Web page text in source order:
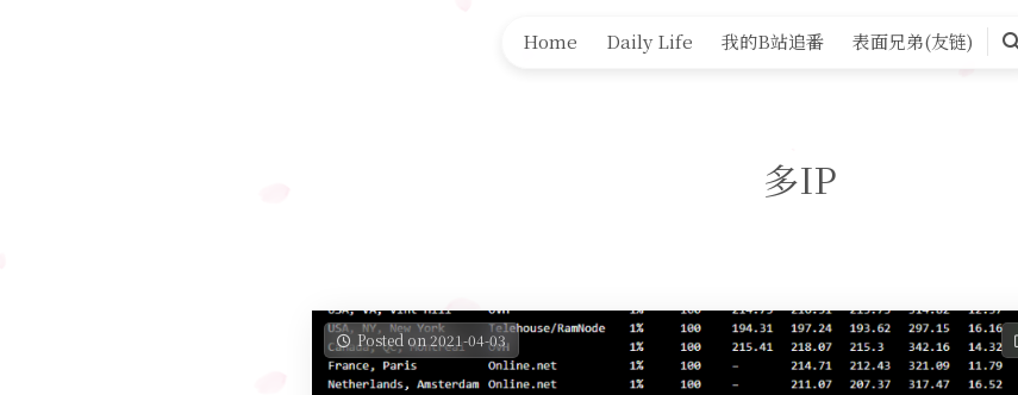
Home Daily Life 我的B站追番 表面兄弟(友链)
多IP
Posted on 2021-04-03